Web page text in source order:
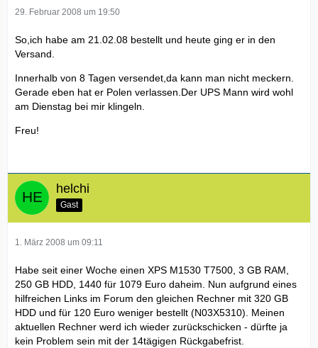
29. Februar 2008 um 19:50
So,ich habe am 21.02.08 bestellt und heute ging er in den
Versand.
Innerhalb von 8 Tagen versendet,da kann man nicht meckern.
Gerade eben hat er Polen verlassen.Der UPS Mann wird wohl
am Dienstag bei mir klingeln.
Freu!
helchi
Gast
1. März 2008 um 09:11
Habe seit einer Woche einen XPS M1530 T7500, 3 GB RAM,
250 GB HDD, 1440 für 1079 Euro daheim. Nun aufgrund eines
hilfreichen Links im Forum den gleichen Rechner mit 320 GB
HDD und für 120 Euro weniger bestellt (N03X5310). Meinen
aktuellen Rechner werd ich wieder zurückschicken - dürfte ja
kein Problem sein mit der 14tägigen Rückgabefrist.